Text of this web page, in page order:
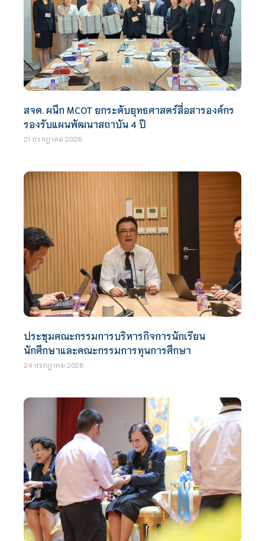
สจด. ผนึก MCOT ยกระดับยุทธศาสตร์สื่อสารองค์กร
รองรับแผนพัฒนาสถาบัน 4 ปี
21 กรกฎาคม 2026
ประชุมคณะกรรมการบริหารกิจการนักเรียน
นักศึกษาและคณะกรรมการทุนการศึกษา
24 กรกฎาคม 2026